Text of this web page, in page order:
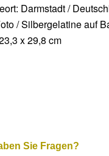
Darmstadt /
/ Silbergelatine auf
x 29,8 cm
Sie Fragen?